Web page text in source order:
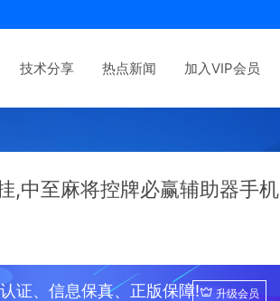
技术分享 热点新闻 加入VIP会员
,中至麻将控牌必赢辅助器手机
证、信息保真、正版保障! 升级会员